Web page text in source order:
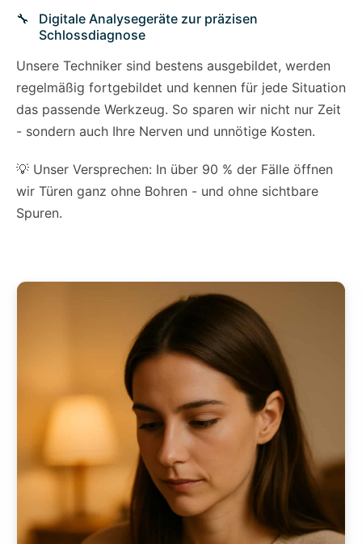
Digitale Analysegeräte zur präzisen
Schlossdiagnose
Unsere Techniker sind bestens ausgebildet, werden
regelmäßig fortgebildet und kennen für jede Situation
das passende Werkzeug. So sparen wir nicht nur Zeit
- sondern auch Ihre Nerven und unnötige Kosten.
💡 Unser Versprechen: In über 90 % der Fälle öffnen
wir Türen ganz ohne Bohren - und ohne sichtbare
Spuren.